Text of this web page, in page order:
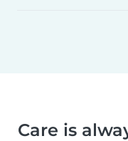
Care is